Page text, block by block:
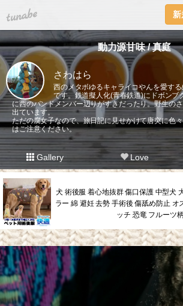
tuna.be
動力源甘味 / 真庭
さわはら
西のメタボゆるキャライコやんを愛す
です。鉄道擬人化(青春鉄道)にドボンブ
に西のバンドメンバー辺りがすきだったり。野生の
出ています。
ただの腐女子なので、旅日記に見せかけて唐突に色
はご注意ください。
Gallery Love
犬 術後服 着心地抜群 傷口保護 中型犬
ラー 綿 避妊 去勢 手術後 傷舐め防止 オ
ッチ 恐竜 フルーツ